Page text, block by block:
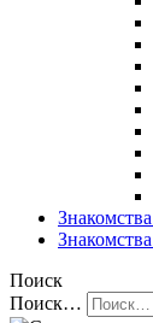
Знакомства
Знакомства
Поиск
Поиск…